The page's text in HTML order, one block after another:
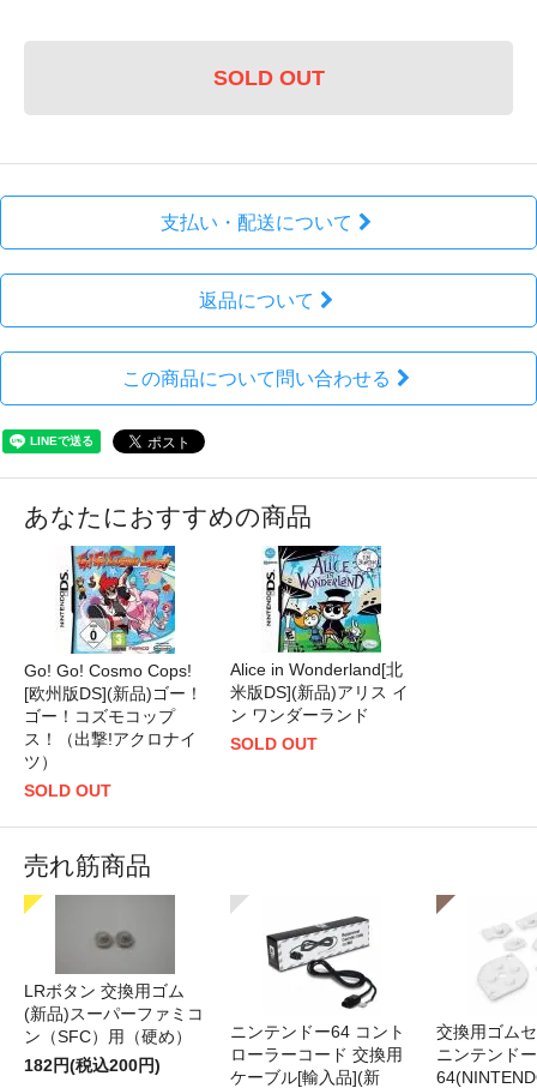
SOLD OUT
支払い・配送について
返品について
この商品について問い合わせる
あなたにおすすめの商品
Go! Go! Cosmo Cops!
[欧州版DS](新品)ゴー！
ゴー！コズモコップ
ス！（出撃!アクロナイ
ツ）
SOLD OUT
Alice in Wonderland[北
米版DS](新品)アリス イ
ン ワンダーランド
SOLD OUT
売れ筋商品
LRボタン 交換用ゴム
(新品)スーパーファミコ
ン（SFC）用（硬め）
182円(税込200円)
ニンテンドー64 コント
ローラーコード 交換用
ケーブル[輸入品](新
交換用ゴム
ニンテンドー